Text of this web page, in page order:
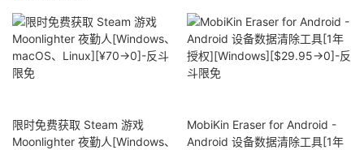
限时免费获取 Steam 游戏
Moonlighter 夜勤人[Windows、
MobiKin Eraser for Android -
Android 设备数据清除工具[1年